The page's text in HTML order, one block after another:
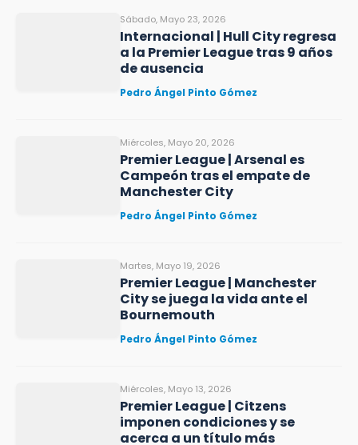
Sábado, Mayo 23, 2026
Internacional | Hull City regresa
a la Premier League tras 9 años
de ausencia
Pedro Ángel Pinto Gómez
Miércoles, Mayo 20, 2026
Premier League | Arsenal es
Campeón tras el empate de
Manchester City
Pedro Ángel Pinto Gómez
Martes, Mayo 19, 2026
Premier League | Manchester
City se juega la vida ante el
Bournemouth
Pedro Ángel Pinto Gómez
Miércoles, Mayo 13, 2026
Premier League | Citzens
imponen condiciones y se
acerca a un título más